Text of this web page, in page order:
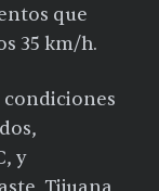
que
35 km/h.
y